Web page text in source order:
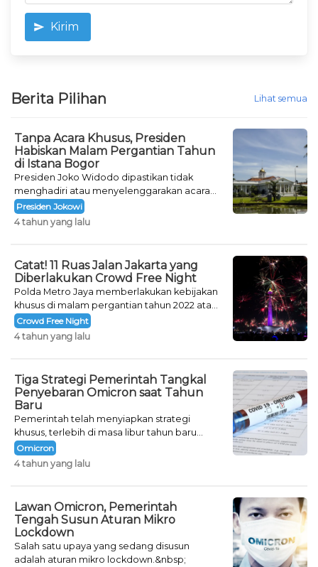
Kirim
Berita Pilihan Lihat semua
Tanpa Acara Khusus, Presiden
Habiskan Malam Pergantian Tahun
di Istana Bogor
Presiden Joko Widodo dipastikan tidak
menghadiri atau menyelenggarakan acara
khusus untuk mengisi malam pergantian
tahun.
Presiden Jokowi
4 tahun yang lalu
Catat! 11 Ruas Jalan Jakarta yang
Diberlakukan Crowd Free Night
Polda Metro Jaya memberlakukan kebijakan
khusus di malam pergantian tahun 2022 atau
Crowd Free Night selama dua hari.
Crowd Free Night
4 tahun yang lalu
Tiga Strategi Pemerintah Tangkal
Penyebaran Omicron saat Tahun
Baru
Pemerintah telah menyiapkan strategi
khusus, terlebih di masa libur tahun baru
seperti saat ini.
Omicron
4 tahun yang lalu
Lawan Omicron, Pemerintah
Tengah Susun Aturan Mikro
Lockdown
Salah satu upaya yang sedang disusun
adalah aturan mikro lockdown.&nbsp;